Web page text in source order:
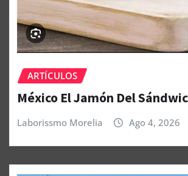
ARTÍCULOS
México El Jamón Del
Laborissmo Morelia Ago 4, 2026